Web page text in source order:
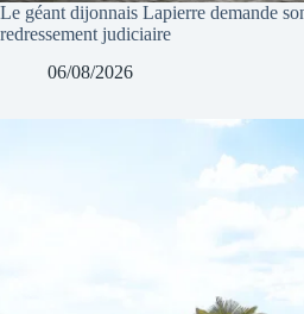
Le géant dijonnais Lapierre demande
redressement judiciaire
06/08/2026